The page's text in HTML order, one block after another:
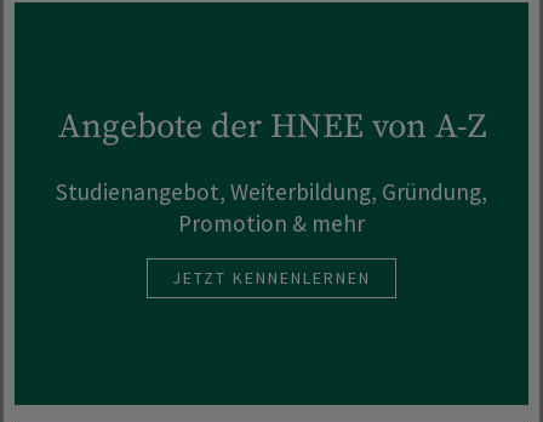
Angebote der HNEE von A-Z
Studienangebot, Weiterbildung, Gründung,
Promotion & mehr
JETZT KENNENLERNEN